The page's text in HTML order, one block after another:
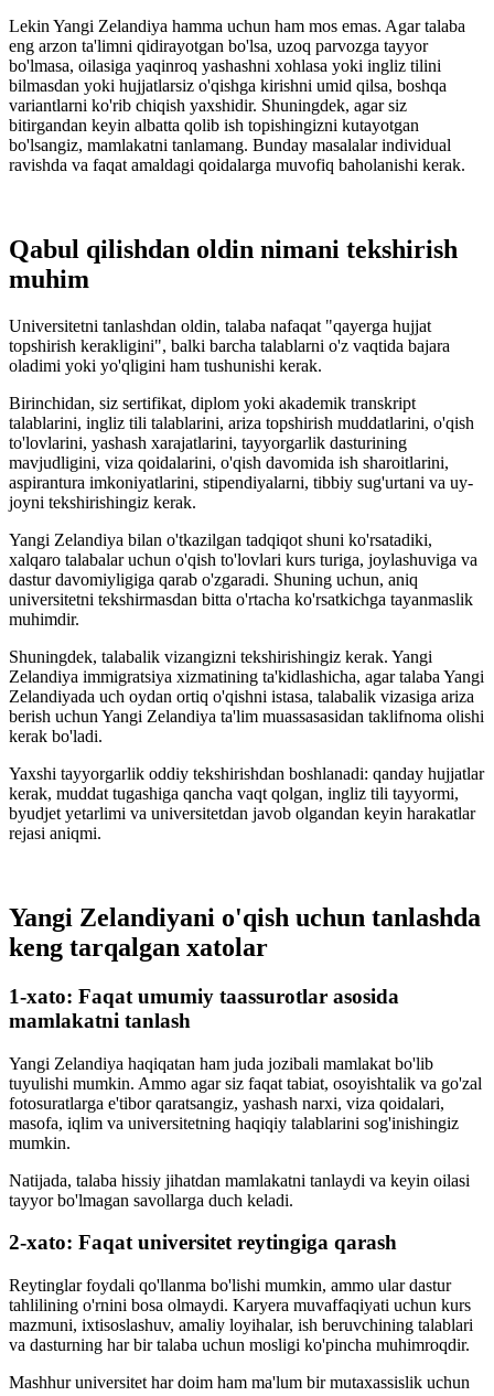
Lekin Yangi Zelandiya hamma uchun ham mos emas. Agar talaba
eng arzon ta'limni qidirayotgan bo'lsa, uzoq parvozga tayyor
bo'lmasa, oilasiga yaqinroq yashashni xohlasa yoki ingliz tilini
bilmasdan yoki hujjatlarsiz o'qishga kirishni umid qilsa, boshqa
variantlarni ko'rib chiqish yaxshidir. Shuningdek, agar siz
bitirgandan keyin albatta qolib ish topishingizni kutayotgan
bo'lsangiz, mamlakatni tanlamang. Bunday masalalar individual
ravishda va faqat amaldagi qoidalarga muvofiq baholanishi kerak.
Qabul qilishdan oldin nimani tekshirish
muhim
Universitetni tanlashdan oldin, talaba nafaqat "qayerga hujjat
topshirish kerakligini", balki barcha talablarni o'z vaqtida bajara
oladimi yoki yo'qligini ham tushunishi kerak.
Birinchidan, siz sertifikat, diplom yoki akademik transkript
talablarini, ingliz tili talablarini, ariza topshirish muddatlarini, o'qish
to'lovlarini, yashash xarajatlarini, tayyorgarlik dasturining
mavjudligini, viza qoidalarini, o'qish davomida ish sharoitlarini,
aspirantura imkoniyatlarini, stipendiyalarni, tibbiy sug'urtani va uy-
joyni tekshirishingiz kerak.
Yangi Zelandiya bilan o'tkazilgan tadqiqot shuni ko'rsatadiki,
xalqaro talabalar uchun o'qish to'lovlari kurs turiga, joylashuviga va
dastur davomiyligiga qarab o'zgaradi. Shuning uchun, aniq
universitetni tekshirmasdan bitta o'rtacha ko'rsatkichga tayanmaslik
muhimdir.
Shuningdek, talabalik vizangizni tekshirishingiz kerak. Yangi
Zelandiya immigratsiya xizmatining ta'kidlashicha, agar talaba Yangi
Zelandiyada uch oydan ortiq o'qishni istasa, talabalik vizasiga ariza
berish uchun Yangi Zelandiya ta'lim muassasasidan taklifnoma olishi
kerak bo'ladi.
Yaxshi tayyorgarlik oddiy tekshirishdan boshlanadi: qanday hujjatlar
kerak, muddat tugashiga qancha vaqt qolgan, ingliz tili tayyormi,
byudjet yetarlimi va universitetdan javob olgandan keyin harakatlar
rejasi aniqmi.
Yangi Zelandiyani o'qish uchun tanlashda
keng tarqalgan xatolar
1-xato: Faqat umumiy taassurotlar asosida
mamlakatni tanlash
Yangi Zelandiya haqiqatan ham juda jozibali mamlakat bo'lib
tuyulishi mumkin. Ammo agar siz faqat tabiat, osoyishtalik va go'zal
fotosuratlarga e'tibor qaratsangiz, yashash narxi, viza qoidalari,
masofa, iqlim va universitetning haqiqiy talablarini sog'inishingiz
mumkin.
Natijada, talaba hissiy jihatdan mamlakatni tanlaydi va keyin oilasi
tayyor bo'lmagan savollarga duch keladi.
2-xato: Faqat universitet reytingiga qarash
Reytinglar foydali qo'llanma bo'lishi mumkin, ammo ular dastur
tahlilining o'rnini bosa olmaydi. Karyera muvaffaqiyati uchun kurs
mazmuni, ixtisoslashuv, amaliy loyihalar, ish beruvchining talablari
va dasturning har bir talaba uchun mosligi ko'pincha muhimroqdir.
Mashhur universitet har doim ham ma'lum bir mutaxassislik uchun